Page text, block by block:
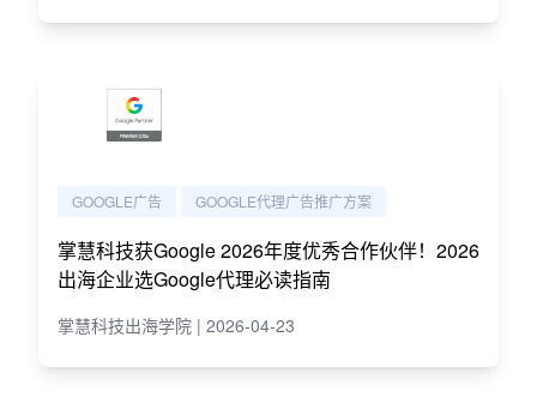
GOOGLE广告 GOOGLE代理广告推广方案
掌慧科技获Google 2026年度优秀合作伙伴！2026
出海企业选Google代理必读指南
掌慧科技出海学院 | 2026-04-23